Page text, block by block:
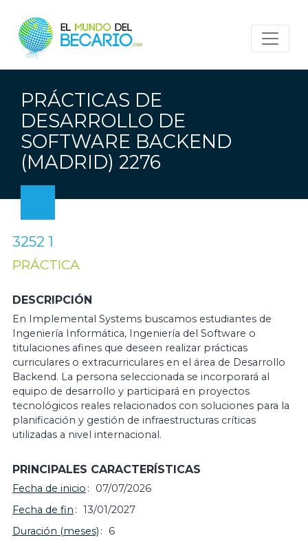
PRÁCTICAS DE
DESARROLLO DE
SOFTWARE BACKEND
(MADRID) 2276
3252 1
PRÁCTICA
DESCRIPCIÓN
En Implemental Systems buscamos estudiantes de
Ingeniería Informática, Ingeniería del Software o
titulaciones afines que deseen realizar prácticas
curriculares o extracurriculares en el área de Desarrollo
Backend. La persona seleccionada se incorporará al
equipo de desarrollo y participará en proyectos
tecnológicos reales relacionados con soluciones para la
planificación y gestión de infraestructuras críticas
utilizadas a nivel internacional.
PRINCIPALES CARACTERÍSTICAS
Fecha de inicio
07/07/2026
Fecha de fin
13/01/2027
Duración (meses)
6